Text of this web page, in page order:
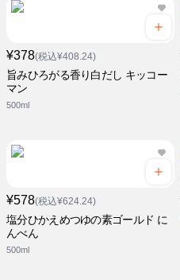
¥378(税込¥408.24)
旨みひろがる香り白だし キッコー
マン
500ml
¥578(税込¥624.24)
塩分ひかえめつゆの素ゴールド に
んべん
500ml